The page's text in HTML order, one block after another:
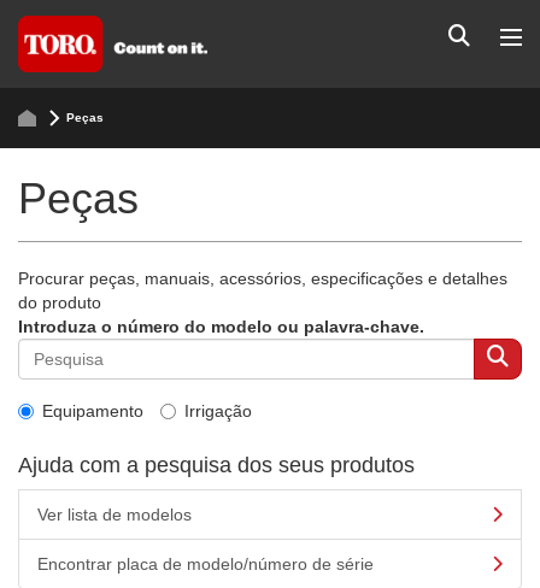
Peças
Peças
Procurar peças, manuais, acessórios, especificações e detalhes
do produto
Introduza o número do modelo ou palavra-chave.
Equipamento Irrigação
Ajuda com a pesquisa dos seus produtos
Ver lista de modelos
Encontrar placa de modelo/número de série